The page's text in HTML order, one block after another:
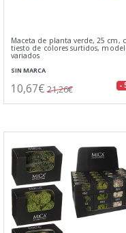
Maceta de planta verde, 25 cm,
tiesto de colores surtidos,
variados
SIN MARCA
10,67€ 21,26€ -